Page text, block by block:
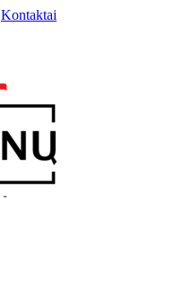
Kontaktai